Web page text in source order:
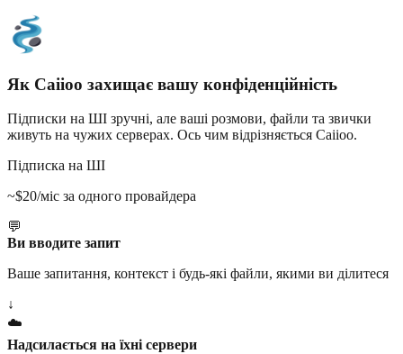
Як Caiioo захищає вашу конфіденційність
Підписки на ШІ зручні, але ваші розмови, файли та звички
живуть на чужих серверах. Ось чим відрізняється Caiioo.
Підписка на ШІ
~$20/міс за одного провайдера
💬
Ви вводите запит
Ваше запитання, контекст і будь-які файли, якими ви ділитеся
↓
☁️
Надсилається на їхні сервери